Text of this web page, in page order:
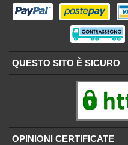
QUESTO SITO È SICURO
OPINIONI CERTIFICATE